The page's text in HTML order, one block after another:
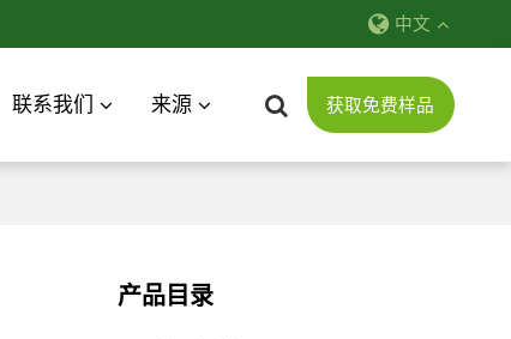
中文
联系我们 来源 获取免费样品
产品目录